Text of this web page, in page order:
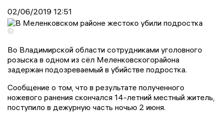
02/06/2019 12:51
©
Во Владимирской области сотрудниками уголовного
розыска в одном из сёл Меленковскогорайона
задержан подозреваемый в убийстве подростка.
Сообщение о том, что в результате полученного
ножевого ранения скончался 14-летний местный житель,
поступило в дежурную часть ночью 2 июня.